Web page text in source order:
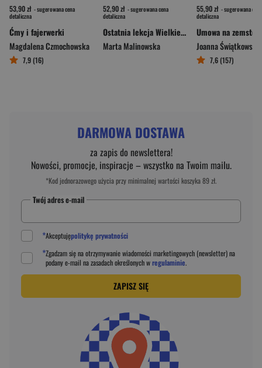
53,90 zł - sugerowana cena
detaliczna
Ćmy i fajerwerki
Magdalena Czmochowska
7,9 (16)
52,90 zł - sugerowana cena
detaliczna
Ostatnia lekcja Wielkie Litery
Marta Malinowska
55,90 zł - sugerowana cena
detaliczna
Umowa na zemstę
Joanna Świątkowska
7,6 (157)
DARMOWA DOSTAWA
za zapis do newslettera!
Nowości, promocje, inspiracje – wszystko na Twoim mailu.
*Kod jednorazowego użycia przy minimalnej wartości koszyka 89 zł.
Twój adres e-mail
*Akceptujępolitykę prywatności
*Zgadzam się na otrzymywanie wiadomości marketingowych (newsletter) na
podanye-mail na zasadach określonych wregulaminie.
ZAPISZ SIĘ